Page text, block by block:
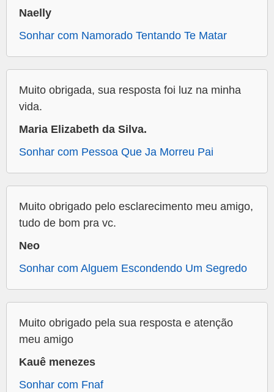
Naelly
Sonhar com Namorado Tentando Te Matar
Muito obrigada, sua resposta foi luz na minha
vida.
Maria Elizabeth da Silva.
Sonhar com Pessoa Que Ja Morreu Pai
Muito obrigado pelo esclarecimento meu amigo,
tudo de bom pra vc.
Neo
Sonhar com Alguem Escondendo Um Segredo
Muito obrigado pela sua resposta e atenção
meu amigo
Kauê menezes
Sonhar com Fnaf